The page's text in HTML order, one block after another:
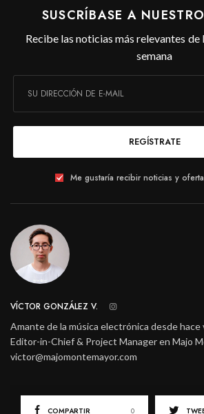
SUSCRÍBASE A
Recibe las noticias más relevantes de
semana
REGÍSTRATE
Me gustaría recibir noticias y
VÍCTOR GONZÁLEZ V.
Amante de la música electrónica desde hace
Editor-in-Chief & Project Manager en Majo
victor@majomontemayor.com
COMPARTIR 0